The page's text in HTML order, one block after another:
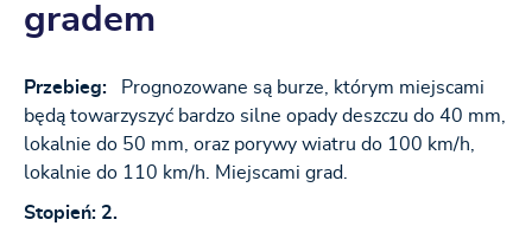
gradem
Przebieg: Prognozowane są burze, którym miejscami
będą towarzyszyć bardzo silne opady deszczu do 40 mm,
lokalnie do 50 mm, oraz porywy wiatru do 100 km/h,
lokalnie do 110 km/h. Miejscami grad.
Stopień: 2.